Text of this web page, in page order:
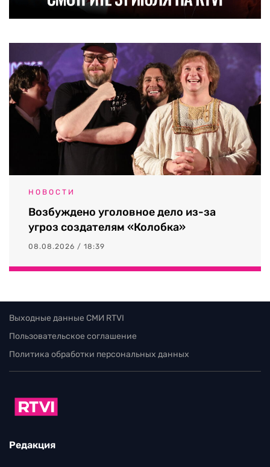
НОВОСТИ
Возбуждено уголовное дело из-за
угроз создателям «Колобка»
08.08.2026 / 18:39
Выходные данные СМИ RTVI
Пользовательское соглашение
Политика обработки персональных данных
Редакция